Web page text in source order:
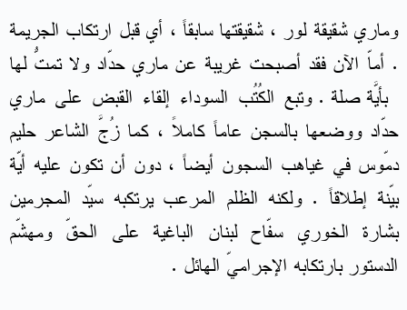
وماري شقيقة لور ، شقيقتها سابقاً ، أي قبل ارتكاب الجريمة
. أماّ الآن فقد أصبحت غريبة عن ماري حدّاد ولا تمتُّ لها
بأيّة صلة . وتبعَ الكُتُب السوداء إلقاء القبض على ماري
حدّاد ووضعها بالسجن عاماً كاملاً ، كما زُجَّ الشاعر حليم
دمّوس في غياهب السجون أيضاً ، دون أن تكون عليه أيّة
بيّنة إطلاقاً . ولكنه الظلم المرعب يرتكبه سيّد المجرمين
بشارة الخوري سفّاح لبنان الباغية على الحقّ ومهشّم
الدستور بارتكابه الإجراميّ الهائل .